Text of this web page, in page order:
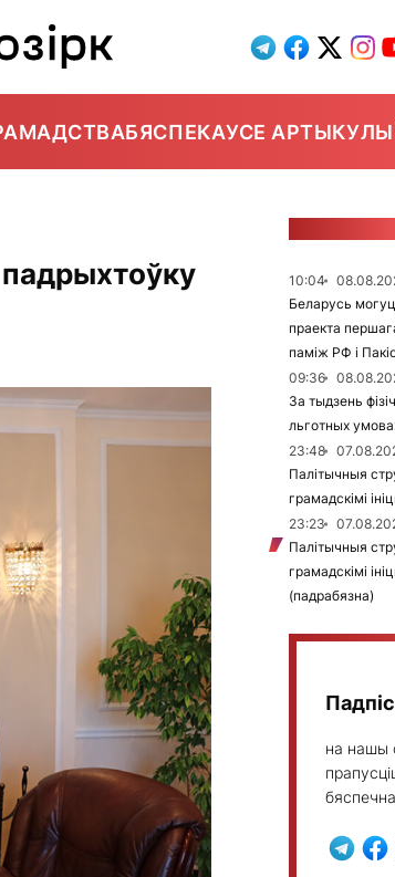
БЯСПЕКАУСЕ АРТЫКУЛЫ
10:04
Беларусь
праекта
паміж РФ і
09:36
За тыдзень
льготных
23:48
Палітычныя
грамадскімі
23:23
Палітычныя
грамадскімі
(падрабязна)
на нашы